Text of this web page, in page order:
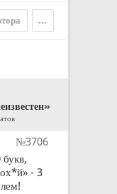
...
»
№3706
- 3